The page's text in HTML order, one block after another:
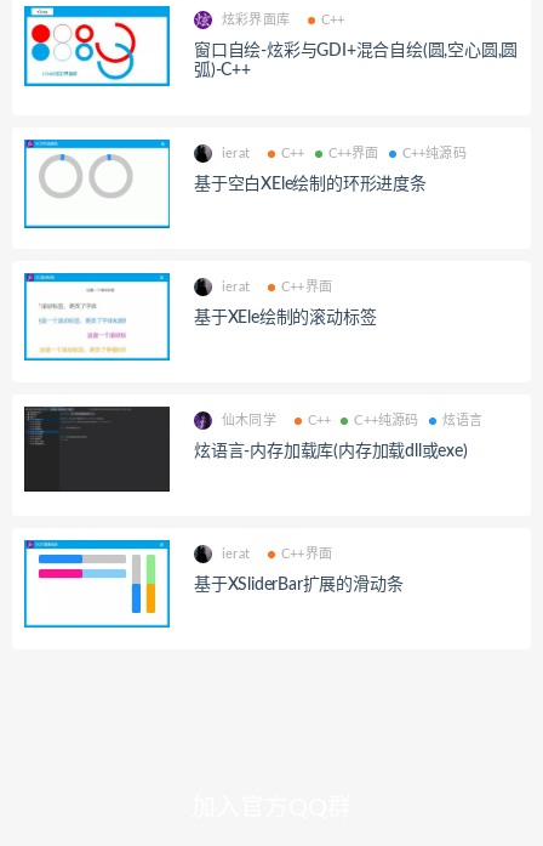
炫彩界面库 C++
窗口自绘-炫彩与GDI+混合自绘(圆,空心圆,圆
弧)-C++
ierat C++ C++界面 C++纯源码
基于空白XEle绘制的环形进度条
ierat C++界面
基于XEle绘制的滚动标签
仙木同学 C++ C++纯源码 炫语言
炫语言-内存加载库(内存加载dll或exe)
ierat C++界面
基于XSliderBar扩展的滑动条